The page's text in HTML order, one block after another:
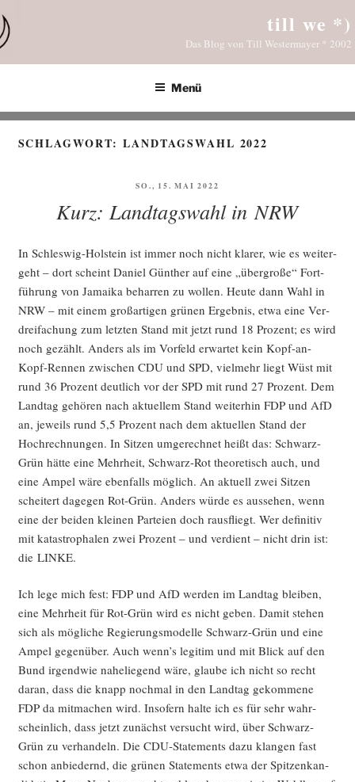
Inhalt
springen
till we *)
Das Blog von Till Westermayer * 2002
Menü
SCHLAGWORT:LANDTAGSWAHL 2022
VERÖFFENTLICHT
SO., 15. MAI 2022
Kurz: Landtagswahl in NRW
In Schles­wig-Hol­stein ist immer noch nicht kla­rer, wie es wei­ter­
geht – dort scheint Dani­el Gün­ther auf eine „über­gro­ße“ Fort­
füh­rung von Jamai­ka behar­ren zu wol­len. Heu­te dann Wahl in
NRW – mit einem groß­ar­ti­gen grü­nen Ergeb­nis, etwa eine Ver­
drei­fa­chung zum letz­ten Stand mit jetzt rund 18 Pro­zent; es wird
noch gezählt. Anders als im Vor­feld erwar­tet kein Kopf-an-
Kopf-Ren­nen zwi­schen CDU und SPD, viel­mehr liegt Wüst mit
rund 36 Pro­zent deut­lich vor der SPD mit rund 27 Pro­zent. Dem
Land­tag gehö­ren nach aktu­el­lem Stand wei­ter­hin FDP und AfD
an, jeweils rund 5,5 Pro­zent nach dem aktu­el­len Stand der
Hoch­rech­nun­gen. In Sit­zen umge­rech­net heißt das: Schwarz-
Grün hät­te eine Mehr­heit, Schwarz-Rot theo­re­tisch auch, und
eine Ampel wäre eben­falls mög­lich. An aktu­ell zwei Sit­zen
schei­tert dage­gen Rot-Grün. Anders wür­de es aus­se­hen, wenn
eine der bei­den klei­nen Par­tei­en doch raus­fliegt. Wer defi­ni­tiv
mit kata­stro­pha­len zwei Pro­zent – und ver­dient – nicht drin ist:
die LINKE.
Ich lege mich fest: FDP und AfD wer­den im Land­tag blei­ben,
eine Mehr­heit für Rot-Grün wird es nicht geben. Damit ste­hen
sich als mög­li­che Regie­rungs­mo­del­le Schwarz-Grün und eine
Ampel gegen­über. Auch wenn’s legi­tim und mit Blick auf den
Bund irgend­wie nahe­lie­gend wäre, glau­be ich nicht so recht
dar­an, dass die knapp noch­mal in den Land­tag gekom­me­ne
FDP da mit­ma­chen wird. Inso­fern hal­te ich es für sehr wahr­
schein­lich, dass jetzt zunächst ver­sucht wird, über Schwarz-
Grün zu ver­han­deln. Die CDU-State­ments dazu klan­gen fast
schon anbie­dernd, die grü­nen State­ments etwa der Spit­zen­kan­